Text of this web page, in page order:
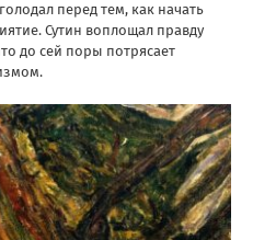
перед тем, как начать
Сутин воплощал правду
до сей поры потрясает